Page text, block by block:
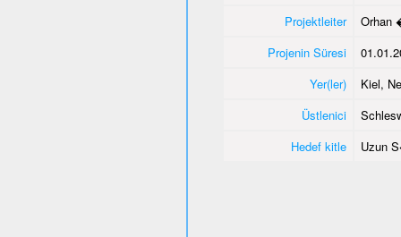
Projektleiter
Orhan
Projenin Süresi
Yer(ler)
Kiel,
Üstlenici
Hedef kitle
Uzun